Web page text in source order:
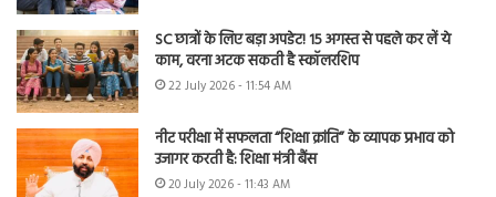
SC छात्रों के लिए बड़ा अपडेट! 15 अगस्त से पहले कर लें ये
काम, वरना अटक सकती है स्कॉलरशिप
22 July 2026 - 11:54 AM
नीट परीक्षा में सफलता “शिक्षा क्रांति” के व्यापक प्रभाव को
उजागर करती है: शिक्षा मंत्री बैंस
20 July 2026 - 11:43 AM